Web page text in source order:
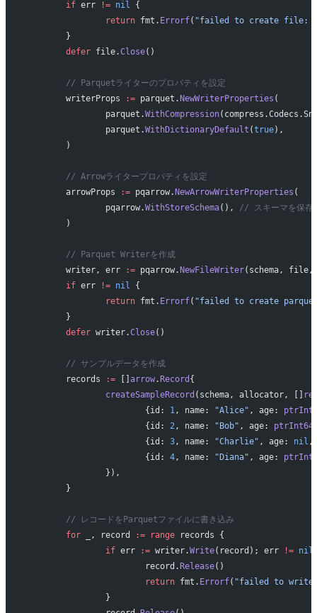
	if
err != nil {
		return
fmt. Errorf( "failed to create file:
	}
	defer
file.Close()
	// Parquetライターのプロパティを設定
	writerProps
:= parquet.NewWriterProperties (
		parquet.
WithCompression
		parquet.
WithDictionaryDefault (true
	)
	// Arrowライタープロパティを設定
	arrowProps
:= pqarrow.NewArrowWriterProperties (
		pqarrow.
WithStoreSchema(), // スキーマを保存
	)
	// Parquet Writerを作成
	writer, err
:= pqarrow.NewFileWriter(schema, file,
	if
err != nil {
		return
fmt. Errorf( "failed to create
	}
	defer
writer.Close()
	// サンプルデータを作成
	records
:= [] arrow.Record {
		createSampleRecord
(schema, allocator, []
			{id:
1, name: "Alice" , age:
			{id:
2, name: "Bob" , age: ptrInt64
			{id:
3, name: "Charlie" , age: nil ,
			{id:
4, name: "Diana" , age:
		}),
	}
	// レコードをParquetファイルに書き込み
	for
_, record := range records {
		if
err := writer.Write(record); err != nil
			record.
Release()
			return
fmt. Errorf( "failed to
		}